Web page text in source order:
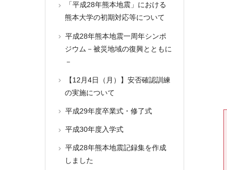
「平成28年熊本地震」における
熊本大学の初期対応等について
平成28年熊本地震一周年シンポ
ジウム－被災地域の復興とともに
－
【12月4日（月）】安否確認訓練
の実施について
平成29年度卒業式・修了式
平成30年度入学式
平成28年熊本地震記録集を作成
しました